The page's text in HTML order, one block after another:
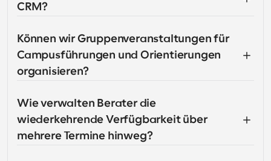
CRM?
Können wir Gruppenveranstaltungen für
Campusführungen und Orientierungen
organisieren?
Wie verwalten Berater die
wiederkehrende Verfügbarkeit über
mehrere Termine hinweg?